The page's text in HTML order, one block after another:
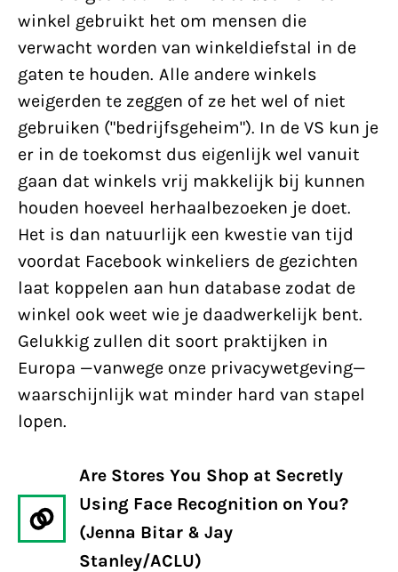
winkel gebruikt het om mensen die
verwacht worden van winkeldiefstal in de
gaten te houden. Alle andere winkels
weigerden te zeggen of ze het wel of niet
gebruiken ("bedrijfsgeheim"). In de VS kun je
er in de toekomst dus eigenlijk wel vanuit
gaan dat winkels vrij makkelijk bij kunnen
houden hoeveel herhaalbezoeken je doet.
Het is dan natuurlijk een kwestie van tijd
voordat Facebook winkeliers de gezichten
laat koppelen aan hun database zodat de
winkel ook weet wie je daadwerkelijk bent.
Gelukkig zullen dit soort praktijken in
Europa —vanwege onze privacywetgeving—
waarschijnlijk wat minder hard van stapel
lopen.
Are Stores You Shop at Secretly
Using Face Recognition on You?
(Jenna Bitar & Jay
Stanley/ACLU)